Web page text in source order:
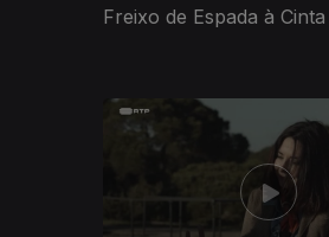
Freixo de Espada à Cinta